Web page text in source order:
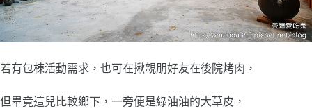
若有包棟活動需求，也可在揪親朋好友在後院烤肉，
但畢竟這兒比較鄉下，一旁便是綠油油的大草皮，